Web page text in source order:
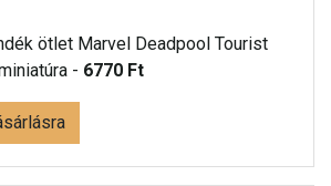
ötlet Marvel Deadpool Tourist
- 6770 Ft